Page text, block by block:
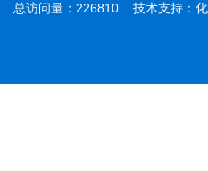
总访问量：226810 技术支持： 化